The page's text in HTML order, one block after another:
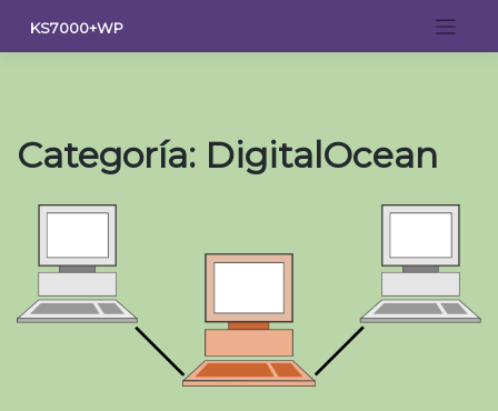
contenido
KS7000+WP
Categoría: DigitalOcean